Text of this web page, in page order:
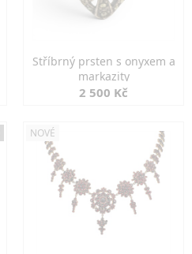
Stříbrný prsten s onyxem a
markazity
2 500 Kč
NOVÉ